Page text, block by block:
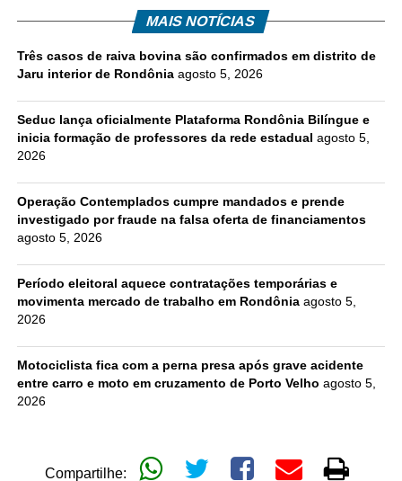
MAIS NOTÍCIAS
Três casos de raiva bovina são confirmados em distrito de
Jaru interior de Rondônia agosto 5, 2026
Seduc lança oficialmente Plataforma Rondônia Bilíngue e
inicia formação de professores da rede estadual agosto 5,
2026
Operação Contemplados cumpre mandados e prende
investigado por fraude na falsa oferta de financiamentos
agosto 5, 2026
Período eleitoral aquece contratações temporárias e
movimenta mercado de trabalho em Rondônia agosto 5,
2026
Motociclista fica com a perna presa após grave acidente
entre carro e moto em cruzamento de Porto Velho agosto 5,
2026
Compartilhe: